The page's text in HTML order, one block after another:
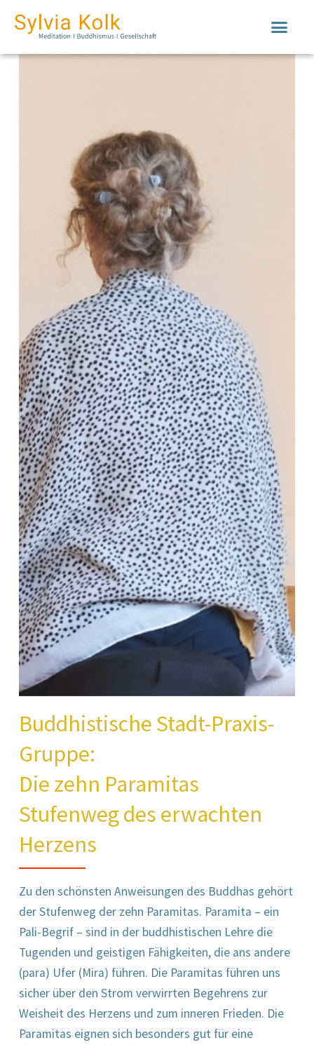
Buddhistische Stadt-Praxis-
Gruppe:
Die zehn Paramitas
Stufenweg des erwachten
Herzens
Zu den schönsten Anweisungen des Buddhas gehört
der Stufenweg der zehn Paramitas. Paramita – ein
Pali-Begrif – sind in der buddhistischen Lehre die
Tugenden und geistigen Fähigkeiten, die ans andere
(para) Ufer (Mira) führen. Die Paramitas führen uns
sicher über den Strom verwirrten Begehrens zur
Weisheit des Herzens und zum inneren Frieden. Die
Paramitas eignen sich besonders gut für eine